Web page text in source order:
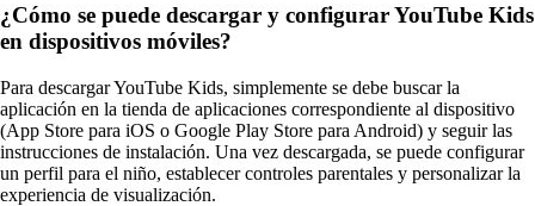
¿Cómo se puede descargar y configurar YouTube Kids
en dispositivos móviles?
Para descargar YouTube Kids, simplemente se debe buscar la
aplicación en la tienda de aplicaciones correspondiente al dispositivo
(App Store para iOS o Google Play Store para Android) y seguir las
instrucciones de instalación. Una vez descargada, se puede configurar
un perfil para el niño, establecer controles parentales y personalizar la
experiencia de visualización.